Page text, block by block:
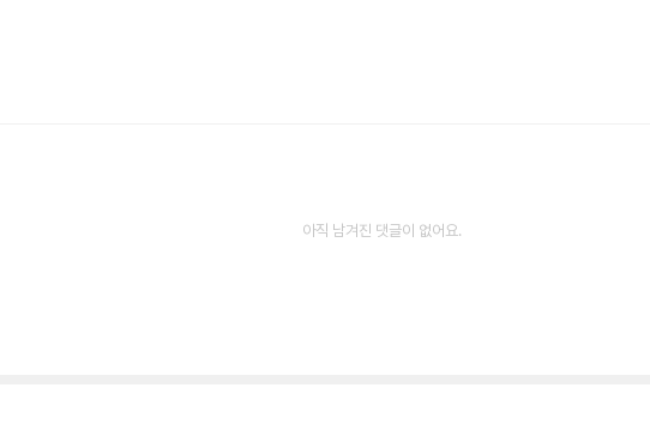
아직 남겨진 댓글이 없어요.